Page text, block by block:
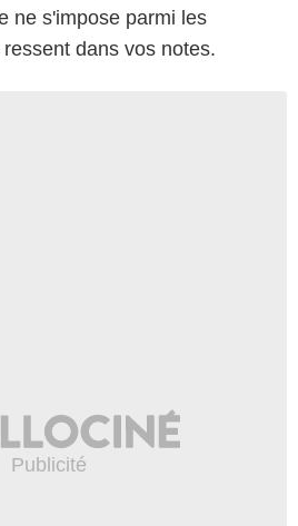
ne s'impose parmi les
dans vos notes.